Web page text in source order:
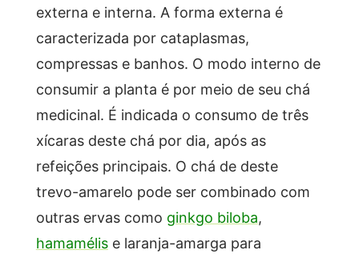
externa e interna. A forma externa é
caracterizada por cataplasmas,
compressas e banhos. O modo interno de
consumir a planta é por meio de seu chá
medicinal. É indicada o consumo de três
xícaras deste chá por dia, após as
refeições principais. O chá de deste
trevo-amarelo pode ser combinado com
outras ervas como ginkgo biloba,
hamamélise laranja-amarga para